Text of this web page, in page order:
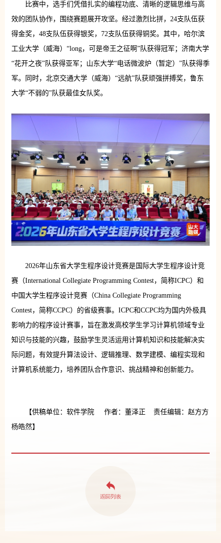
比赛中，选手们凭借扎实的编程功底、清晰的逻辑思维与高
效的团队协作，围绕赛题展开攻坚。经过激烈比拼，24支队伍获
得金奖，48支队伍获得银奖，72支队伍获得铜奖。其中，哈尔滨
工业大学（威海）“long，可是帝王之征啊”队获得冠军；济南大学
“花开之夜”队获得亚军；山东大学“电话微波炉（暂定）”队获得季
军。同时，北京交通大学（威海）“远航”队获顽强拼搏奖，鲁东
大学“不弱的”队获最佳女队奖。
2026年山东省大学生程序设计竞赛是国际大学生程序设计竞
赛（International Collegiate Programming Contest，简称ICPC）和
中国大学生程序设计竞赛（China Collegiate Programming
Contest，简称CCPC）的省级赛事。ICPC和CCPC均为国内外极具
影响力的程序设计赛事，旨在激发高校学生学习计算机领域专业
知识与技能的兴趣，鼓励学生灵活运用计算机知识和技能解决实
际问题，有效提升算法设计、逻辑推理、数学建模、编程实现和
计算机系统能力，培养团队合作意识、挑战精神和创新能力。
【供稿单位：软件学院 作者：董泽正 责任编辑：赵方方
杨皓然】